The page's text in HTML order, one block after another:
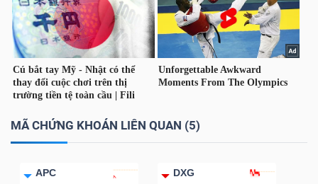
MÃ CHỨNG KHOÁN LIÊN QUAN (5)
APC DXG
TRÁI
PHIẾU
CÔNG